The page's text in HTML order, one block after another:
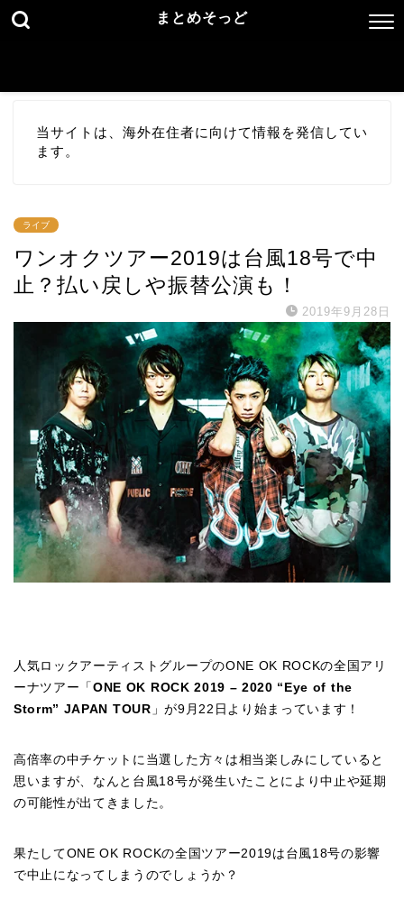
まとめそっど
当サイトは、海外在住者に向けて情報を発信してい
ます。
ライブ
ワンオクツアー2019は台風18号で中
止？払い戻しや振替公演も！
2019年9月28日
人気ロックアーティストグループのONE OK ROCKの全国アリ
ーナツアー「ONE OK ROCK 2019 – 2020 “Eye of the
Storm” JAPAN TOUR 」が9月22日より始まっています！
高倍率の中チケットに当選した方々は相当楽しみにしていると
思いますが、なんと台風18号が発生いたことにより中止や延期
の可能性が出てきました。
果たしてONE OK ROCKの全国ツアー2019は台風18号の影響
で中止になってしまうのでしょうか？